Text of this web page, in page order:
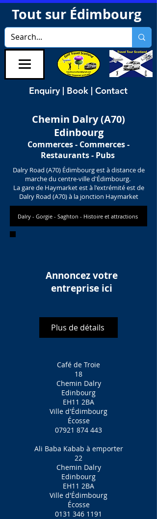
Tout sur Édimbourg
Enquiry | Book | Contact
Chemin Dalry (A70)
Edinbourg
Commerces - Commerces -
Restaurants - Pubs
Dalry Road (A70) Édimbourg est à distance de
marche du centre-ville d'Édimbourg.
La gare de Haymarket est à l'extrémité est de
Dalry Road (A70) à la jonction Haymarket
Dalry - Gorgie - Saghton - Histoire et attractions
Annoncez votre
entreprise ici
Plus de détails
Café de Troie
18
Chemin Dalry
Edinbourg
EH11 2BA
Ville d'Édimbourg
Écosse
07921 874 443
Ali Baba Kabab à emporter
22
Chemin Dalry
Edinbourg
EH11 2BA
Ville d'Édimbourg
Écosse
0131 346 1191